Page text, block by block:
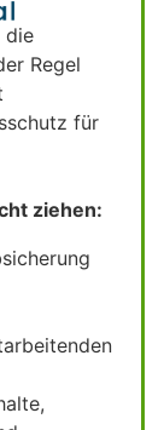
die
Regel
für
ziehen: